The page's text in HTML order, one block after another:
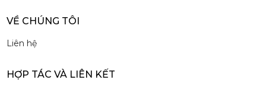
202,000
VỀ CHÚNG TÔI
Liên hệ
HỢP TÁC VÀ LIÊN KẾT